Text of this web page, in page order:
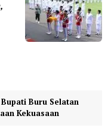
Buru Selatan
Kekuasaan